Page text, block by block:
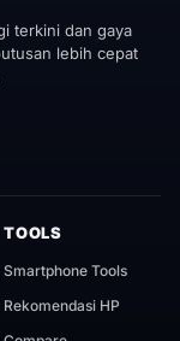
terkini dan gaya
lebih cepat
TOOLS
Smartphone Tools
Rekomendasi HP